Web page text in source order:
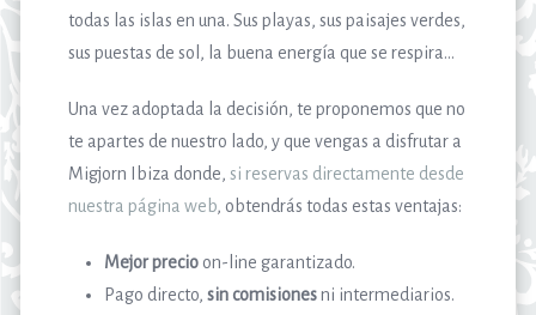
todas las islas en una. Sus playas, sus paisajes verdes,
sus puestas de sol, la buena energía que se respira…
Una vez adoptada la decisión, te proponemos que no
te apartes de nuestro lado, y que vengas a disfrutar a
Migjorn Ibiza donde,si reservas directamente desde
nuestra página web, obtendrás todas estas ventajas:
Mejor precio on-line garantizado.
Pago directo,sin comisionesni intermediarios.